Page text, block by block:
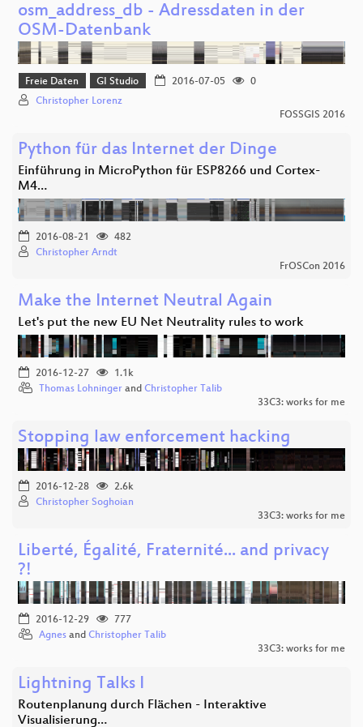
osm_address_db - Adressdaten in der
OSM-Datenbank
Freie Daten GI Studio 2016-07-05
0
Christopher Lorenz
FOSSGIS 2016
Python für das Internet der Dinge
Einführung in MicroPython für ESP8266 und Cortex-
M4…
2016-08-21
482
Christopher Arndt
FrOSCon 2016
Make the Internet Neutral Again
Let's put the new EU Net Neutrality rules to work
2016-12-27
1.1k
Thomas Lohninger and Christopher Talib
33C3: works for me
Stopping law enforcement hacking
2016-12-28
2.6k
Christopher Soghoian
33C3: works for me
Liberté, Égalité, Fraternité... and privacy
?!
2016-12-29
777
Agnes and Christopher Talib
33C3: works for me
Lightning Talks I
Routenplanung durch Flächen - Interaktive
Visualisierung…